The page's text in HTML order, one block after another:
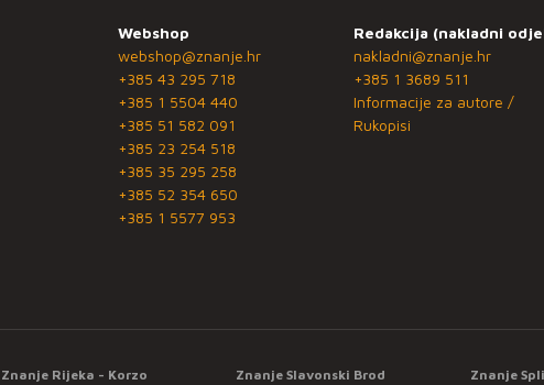
Webshop
webshop@znanje.hr
+385 43 295 718
+385 1 5504 440
+385 51 582 091
+385 23 254 518
+385 35 295 258
+385 52 354 650
+385 1 5577 953
Redakcija (nakladni
nakladni@znanje.hr
+385 1 3689 511
Informacije za autore /
Rukopisi
Znanje Rijeka - Korzo
Znanje Slavonski Brod
Znanje